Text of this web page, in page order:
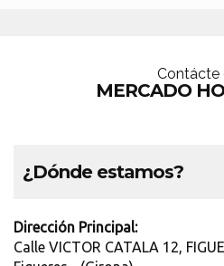
Contácte
MERCADO
¿Dónde estamos?
Dirección Principal:
Calle VICTOR CATALA 12,